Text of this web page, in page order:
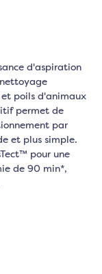
d'aspiration
poils d'animaux
permet de
par
et plus simple.
pour une
de 90 min*,